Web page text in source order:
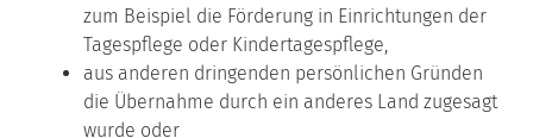
zum Beispiel die Förderung in Einrichtungen der
Tagespflege oder Kindertagespflege,
aus anderen dringenden persönlichen Gründen
die Übernahme durch ein anderes Land zugesagt
wurde oder